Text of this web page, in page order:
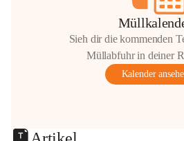
Sieh dir die kommenden
Müllabfuhr in deiner
Kalender